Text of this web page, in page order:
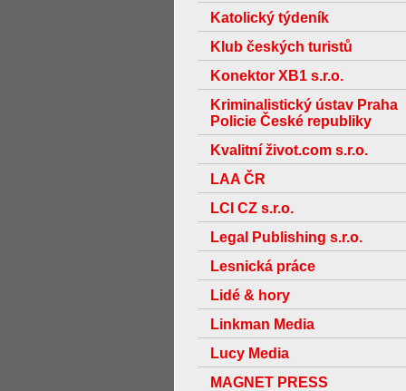
Katolický týdeník
Klub českých turistů
Konektor XB1 s.r.o.
Kriminalistický ústav Praha
Policie České republiky
Kvalitní život.com s.r.o.
LAA ČR
LCI CZ s.r.o.
Legal Publishing s.r.o.
Lesnická práce
Lidé & hory
Linkman Media
Lucy Media
MAGNET PRESS